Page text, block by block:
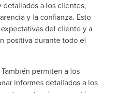
detallados a los clientes,
y la confianza. Esto
del cliente y a
positiva durante todo el
También permiten a los
informes detallados a los